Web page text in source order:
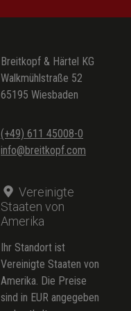
Breitkopf & Härtel KG
Walkmühlstraße 52
65195 Wiesbaden
(+49) 611 45008-0
info@breitkopf.com
Vereinigte
Staaten von
Amerika
Ihr Standort ist
Vereinigte Staaten von
Amerika. Die Preise
sind in EUR angegeben